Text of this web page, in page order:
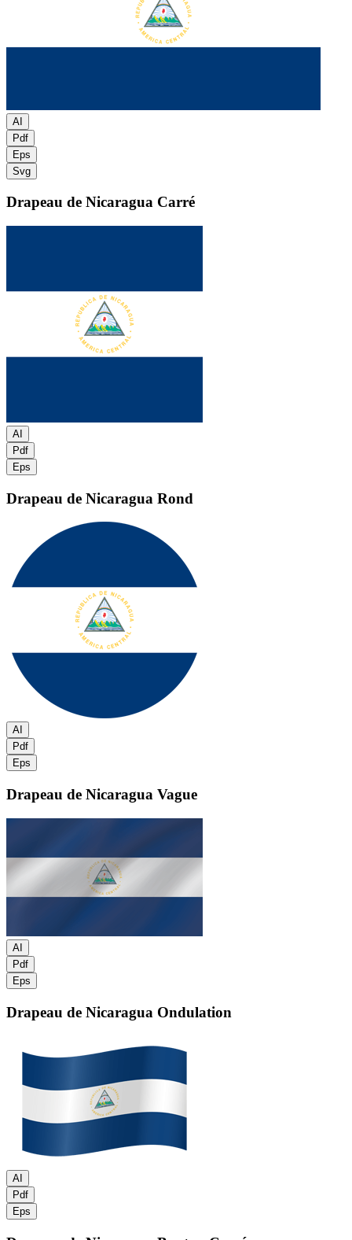
AI
Pdf
Eps
Svg
Drapeau de Nicaragua Carré
AI
Pdf
Eps
Drapeau de Nicaragua Rond
AI
Pdf
Eps
Drapeau de Nicaragua Vague
AI
Pdf
Eps
Drapeau de Nicaragua Ondulation
AI
Pdf
Eps